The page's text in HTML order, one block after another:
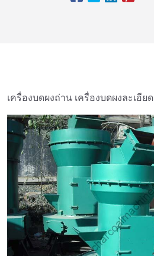
เครื่องบดผงถ่าน เครื่องบดผงละเอียด